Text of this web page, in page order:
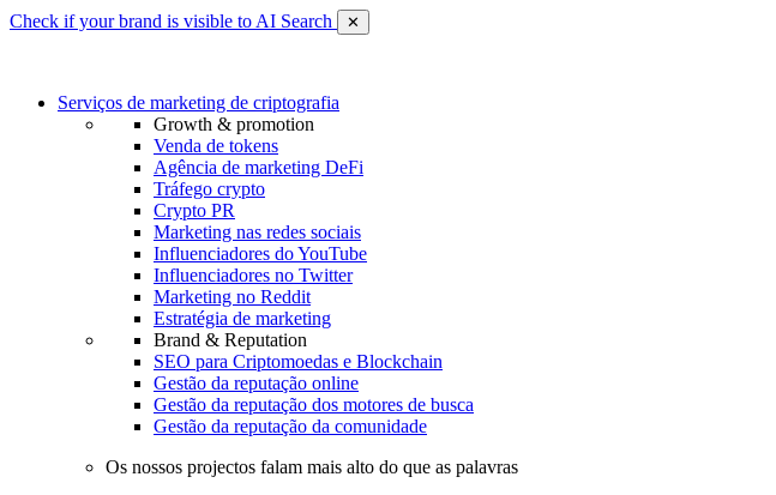
Check if your brand is visible to AI Search ✕
Serviços de marketing de criptografia
Growth & promotion
Venda de tokens
Agência de marketing DeFi
Tráfego crypto
Crypto PR
Marketing nas redes sociais
Influenciadores do YouTube
Influenciadores no Twitter
Marketing no Reddit
Estratégia de marketing
Brand & Reputation
SEO para Criptomoedas e Blockchain
Gestão da reputação online
Gestão da reputação dos motores de busca
Gestão da reputação da comunidade
Os nossos projectos falam mais alto do que as palavras